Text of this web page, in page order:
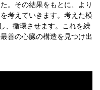
。その結果をもとに、より
考えていきます。考えた模
、循環させます。これを繰
善の心臓の構造を見つけ出